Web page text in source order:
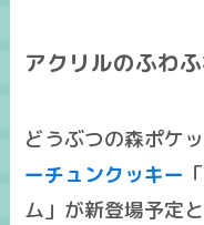
アクリルのふわ
どうぶつの森ポケ
ーチュンクッキー
ム」が新登場予定